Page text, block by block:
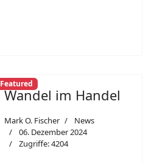
Featured
Wandel im Handel
Mark O. Fischer
News
06. Dezember 2024
Zugriffe: 4204